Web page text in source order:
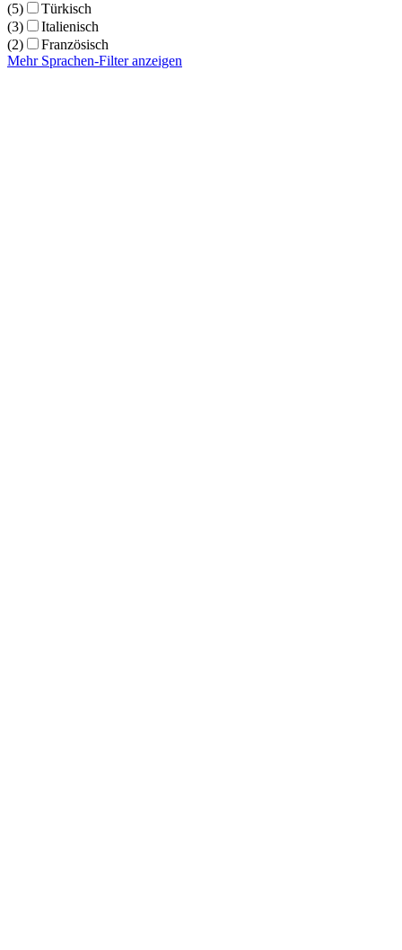
(5)
Türkisch
(3)
Italienisch
(2)
Französisch
Mehr Sprachen-Filter anzeigen